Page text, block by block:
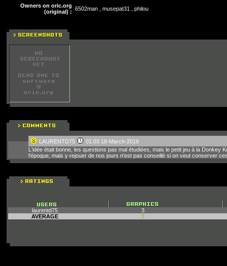
Owners on oric.org
(original) : 6502man , musepat31 , philou
LAURENTD75
01:03 18-March-2019
L'idée était bonne, les questions pas mal étudiées, mais le petit jeu à la Donkey
l'époque, mais y rejouer de nos jours n'est pas conseillé si on veut conserver
laurentd75
3
AVERAGE
3